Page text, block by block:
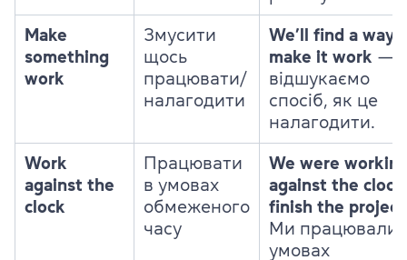
Make
something
work
Змусити
щось
працювати/
налагодити
We’ll find a way
make it work —
відшукаємо
спосіб, як це
налагодити.
Work
against the
clock
Працювати
в умовах
обмеженого
часу
We were
against the
finish the project
Ми працювали
умовах